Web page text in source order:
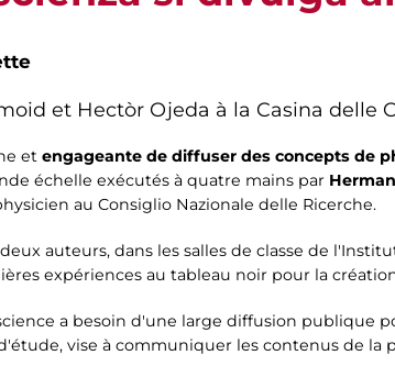
et Hectòr Ojeda à la Casina delle
et engageante de diffuser des concepts de
échelle exécutés à quatre mains par
au Consiglio Nazionale delle Ricerche.
auteurs, dans les salles de classe de
expériences au tableau noir pour la
a besoin d'une large diffusion publique
vise à communiquer les contenus de la